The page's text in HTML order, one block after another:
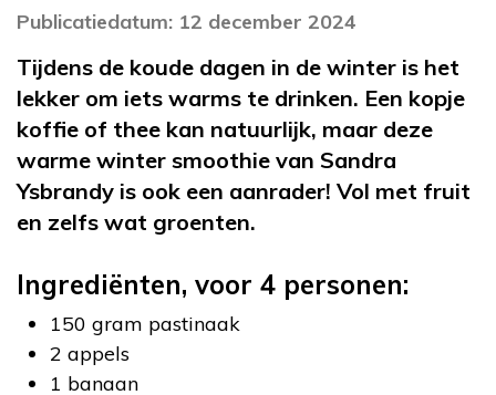
Publicatiedatum: 12 december 2024
Tijdens de koude dagen in de winter is het
lekker om iets warms te drinken. Een kopje
koffie of thee kan natuurlijk, maar deze
warme winter smoothie van Sandra
Ysbrandy is ook een aanrader! Vol met fruit
en zelfs wat groenten.
Ingrediënten, voor 4 personen:
150 gram pastinaak
2 appels
1 banaan